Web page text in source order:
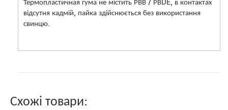
Термопластичная гума не містить РВВ / РВDE, в контактах
відсутня кадмій, пайка здійснюється без використання
свинцю.
Схожі товари: